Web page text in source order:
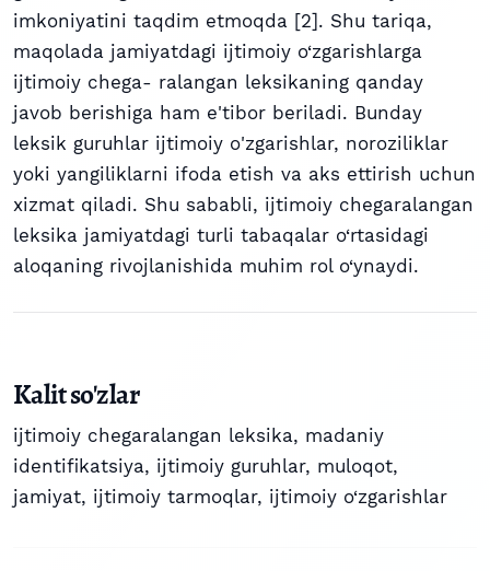
imkoniyatini taqdim etmoqda [2]. Shu tariqa,
maqolada jamiyatdagi ijtimoiy o‘zgarishlarga
ijtimoiy chega- ralangan leksikaning qanday
javob berishiga ham e'tibor beriladi. Bunday
leksik guruhlar ijtimoiy o'zgarishlar, noroziliklar
yoki yangiliklarni ifoda etish va aks ettirish uchun
xizmat qiladi. Shu sababli, ijtimoiy chegaralangan
leksika jamiyatdagi turli tabaqalar o‘rtasidagi
aloqaning rivojlanishida muhim rol o‘ynaydi.
Kalit so'zlar
ijtimoiy chegaralangan leksika, madaniy
identifikatsiya, ijtimoiy guruhlar, muloqot,
jamiyat, ijtimoiy tarmoqlar, ijtimoiy o‘zgarishlar